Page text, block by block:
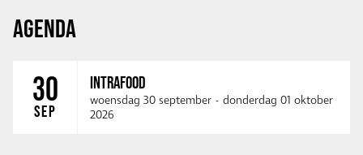
AGENDA
30
SEP
INTRAFOOD
woensdag 30 september - donderdag 01 oktober
2026